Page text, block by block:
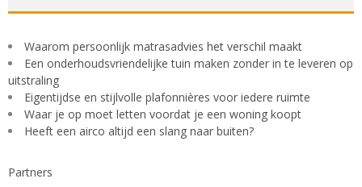
Waarom persoonlijk matrasadvies het verschil maakt
Een onderhoudsvriendelijke tuin maken zonder in te leveren op
uitstraling
Eigentijdse en stijlvolle plafonnières voor iedere ruimte
Waar je op moet letten voordat je een woning koopt
Heeft een airco altijd een slang naar buiten?
Partners